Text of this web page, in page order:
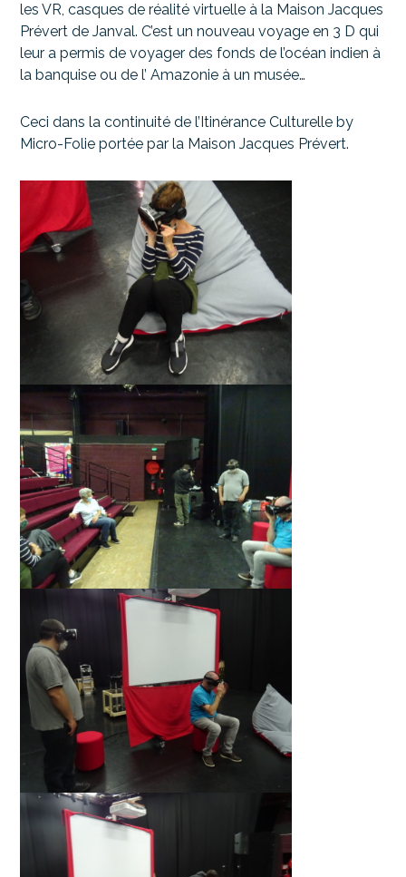
les VR, casques de réalité virtuelle à la Maison Jacques
Prévert de Janval. C’est un nouveau voyage en 3 D qui
leur a permis de voyager des fonds de l’océan indien à
la banquise ou de l’ Amazonie à un musée…
Ceci dans la continuité de l’Itinérance Culturelle by
Micro-Folie portée par la Maison Jacques Prévert.